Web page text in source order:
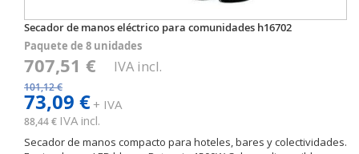
Secador de manos eléctrico para comunidades h16702
Paquete de 8 unidades
707,51 € IVA incl.
101,12 €
73,09 €+ IVA
88,44 € IVA incl.
Secador de manos compacto para hoteles, bares y colectividades.